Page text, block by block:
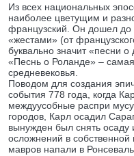
Из всех национальных
наиболее цветущим и
французский. Он дошел
«жестами» (от
буквально значит «песни
«Песнь о Роланде» –
средневековья.
Поводом для создания
события 778 года, когда
междуусобные распри
городов, Карл осадил
вынужден был снять осаду
осложнений в
мавров напали в